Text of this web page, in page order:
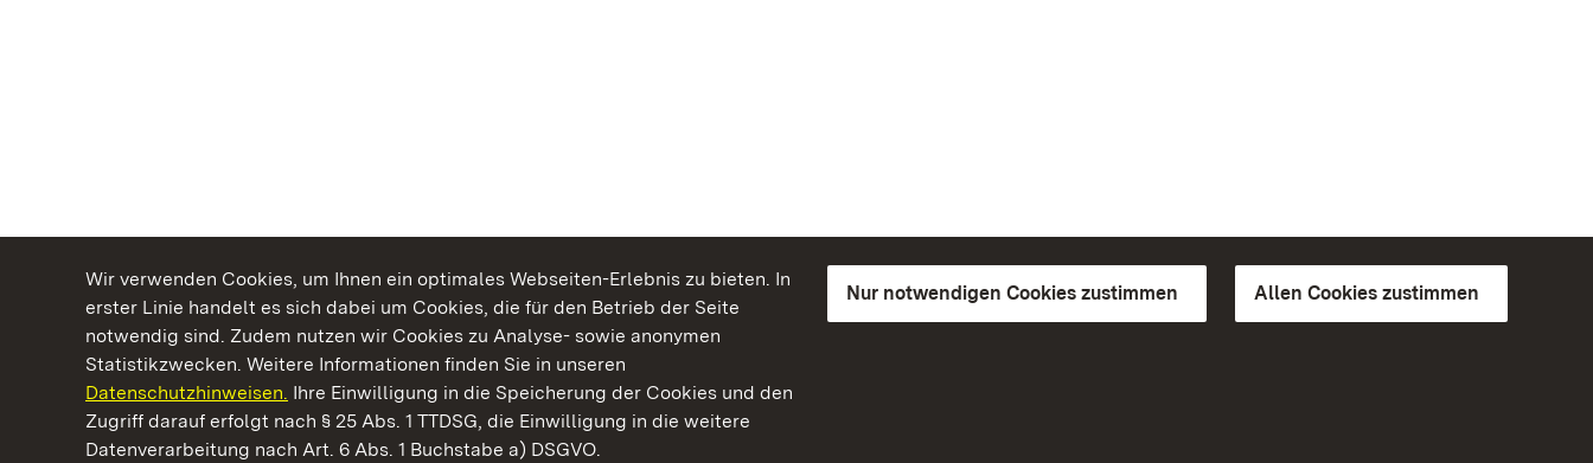
Wir verwenden Cookies, um Ihnen ein optimales Webseiten-Erlebnis zu bieten. In
erster Linie handelt es sich dabei um Cookies, die für den Betrieb der Seite
notwendig sind. Zudem nutzen wir Cookies zu Analyse- sowie anonymen
Statistikzwecken. Weitere Informationen finden Sie in unseren
Datenschutzhinweisen. Ihre Einwilligung in die Speicherung der Cookies und den
Zugriff darauf erfolgt nach § 25 Abs. 1 TTDSG, die Einwilligung in die weitere
Datenverarbeitung nach Art. 6 Abs. 1 Buchstabe a) DSGVO.
Nur notwendigen Cookies zustimmen Allen Cookies zustimmen
Kommen. Staunen. Genießen.